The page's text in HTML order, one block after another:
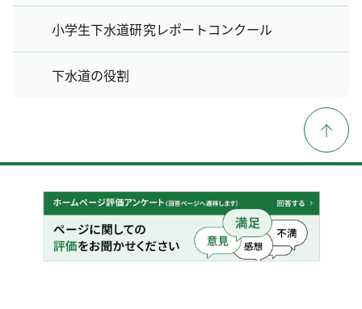
小学生下水道研究レポートコンクール
下水道の役割